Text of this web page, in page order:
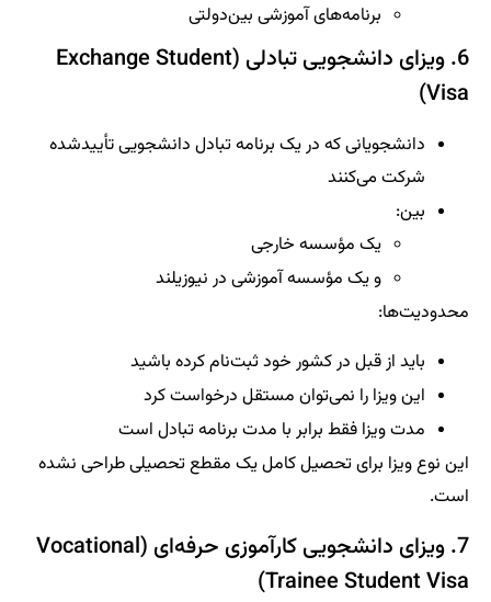
برنامه‌های آموزشی بین‌دولتی
6. ویزای دانشجویی تبادلی (Exchange Student
Visa)
دانشجویانی که در یک برنامه تبادل دانشجویی تأییدشده
شرکت می‌کنند
بین:
یک مؤسسه خارجی
و یک مؤسسه آموزشی در نیوزیلند
محدودیت‌ها:
باید از قبل در کشور خود ثبت‌نام کرده باشید
این ویزا را نمی‌توان مستقل درخواست کرد
مدت ویزا فقط برابر با مدت برنامه تبادل است
این نوع ویزا برای تحصیل کامل یک مقطع تحصیلی طراحی نشده
است.
7. ویزای دانشجویی کارآموزی حرفه‌ای (Vocational
Trainee Student Visa)